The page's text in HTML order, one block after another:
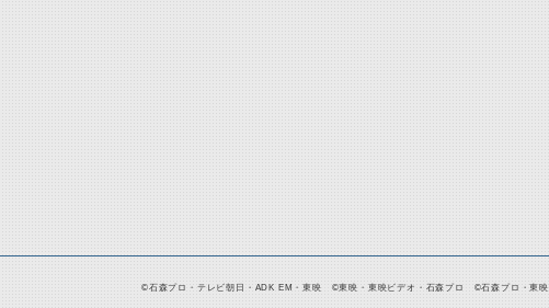
©石森プロ・テレビ朝日・ADK EM・東映 ©東映・東映ビデオ・石森プロ ©石森プロ・東映